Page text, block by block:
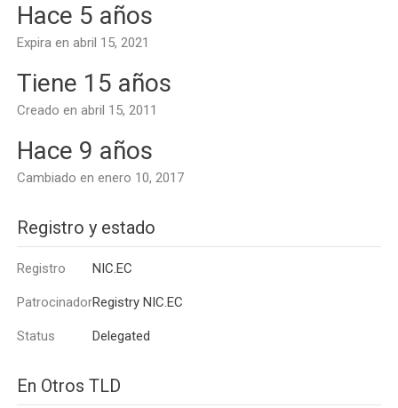
Hace 5 años
Expira en abril 15, 2021
Tiene 15 años
Creado en abril 15, 2011
Hace 9 años
Cambiado en enero 10, 2017
Registro y estado
Registro NIC.EC
PatrocinadorRegistry NIC.EC
Status Delegated
En Otros TLD